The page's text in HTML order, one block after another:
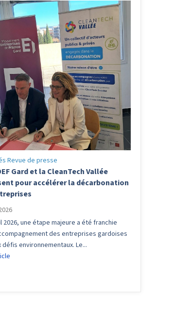
Revue de presse
Gard et la CleanTech Vallée
pour accélérer la décarbonation
2026, une étape majeure a été franchie
des entreprises gardoises
défis environnementaux. Le...